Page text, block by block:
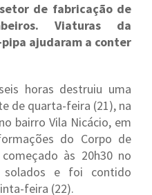
de fabricação de
Viaturas da
ajudaram a conter
horas destruiu uma
de quarta-feira (21), na
bairro Vila Nicácio, em
do Corpo de
às 20h30 no
e foi contido
feira (22).